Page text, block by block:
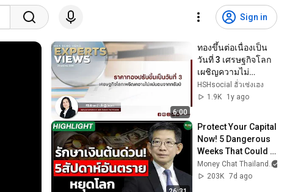
Sign in
6:00
ทองขึ้นต่อเนื่องเป็น
วันที่ 3 เศรษฐกิจโลก
เผชิญความไม่
แน่นอนจากทรัมป์
HSHsocial ฮั่วเซ่งเฮง
1.9K
1y ago
Protect Your Capital
Now! 5 Dangerous
Weeks That Could
Stop the World |
Money Chat | Dr.
Money Chat Thailand
203K 7d ago